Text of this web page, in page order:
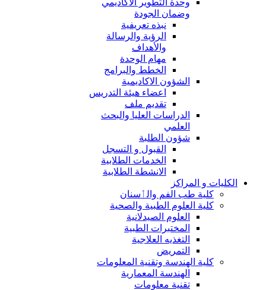
وحدة التطوير الاكاديمي
وضمان الجودة
نبذه تعريفية
الرؤية والرسالة
والأهداف
مهام الوحدة
الخطط والبرامج
الشؤون الاكاديمية
اعضاء هيئة التدريس
تقديم ملف
الدراسات العليا والبحث
العلمي
شؤون الطلبة
القبول و التسجل
الخدمات الطلابية
الانشطة الطلابية
الكليات و المراكز
كلية طب الفم والٲسنان
كلية العلوم الطبية والصحية
العلوم الصيدلانية
المختبرات الطبية
التغذيه العلاجية
التمريض
كلية الهندسة وتقنية المعلومات
الهندسة المعمارية
تقنية معلومات